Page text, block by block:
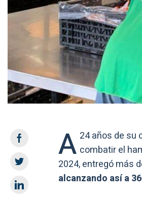
A 24 años de su
combatir el
2024, entregó más
alcanzando así a